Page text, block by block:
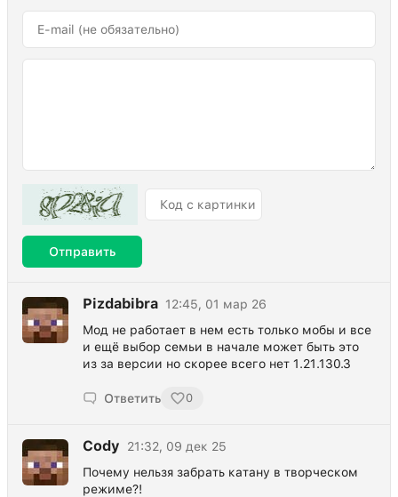
Отправить
Pizdabibra 12:45, 01 мар 26
Мод не работает в нем есть только мобы и все
и ещё выбор семьи в начале может быть это
из за версии но скорее всего нет 1.21.130.3
Ответить 0
Cody
21:32, 09 дек 25
Почему нельзя забрать катану в творческом
режиме?!